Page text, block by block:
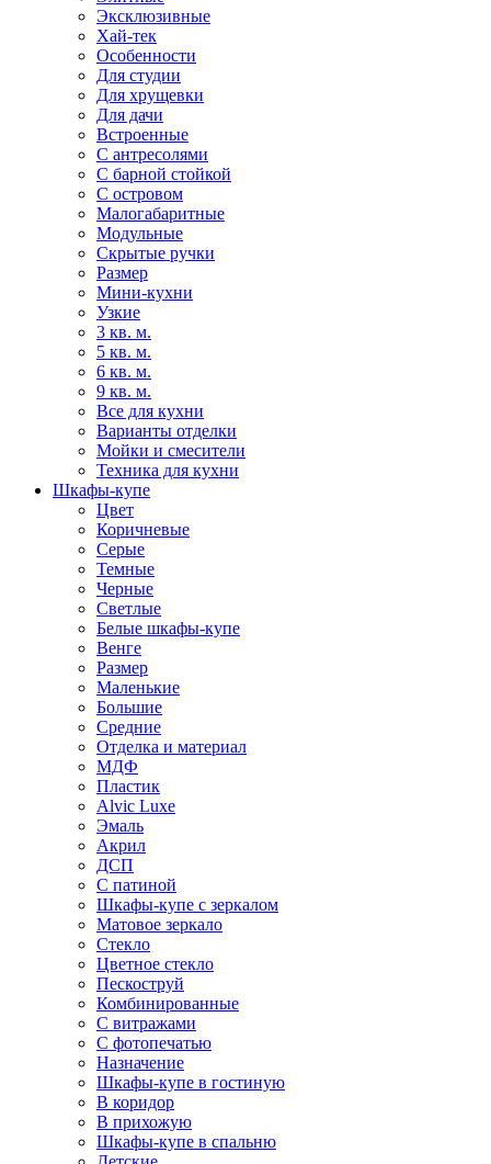
Эксклюзивные
Хай-тек
Особенности
Для студии
Для хрущевки
Для дачи
Встроенные
С антресолями
С барной стойкой
С островом
Малогабаритные
Модульные
Скрытые ручки
Размер
Мини-кухни
Узкие
3 кв. м.
5 кв. м.
6 кв. м.
9 кв. м.
Все для кухни
Варианты отделки
Мойки и смесители
Техника для кухни
Шкафы-купе
Цвет
Коричневые
Серые
Темные
Черные
Светлые
Белые шкафы-купе
Венге
Размер
Маленькие
Большие
Средние
Отделка и материал
МДФ
Пластик
Alvic Luxe
Эмаль
Акрил
ДСП
С патиной
Шкафы-купе с зеркалом
Матовое зеркало
Стекло
Цветное стекло
Пескоструй
Комбинированные
С витражами
С фотопечатью
Назначение
Шкафы-купе в гостиную
В коридор
В прихожую
Шкафы-купе в спальню